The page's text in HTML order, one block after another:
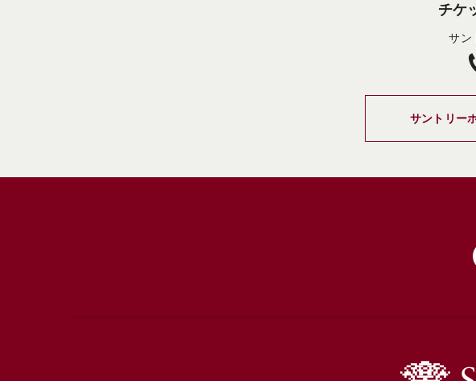
チケ
サン
サントリー